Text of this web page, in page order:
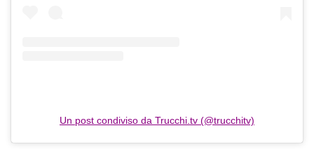
Un post condiviso da Trucchi.tv (@trucchitv)